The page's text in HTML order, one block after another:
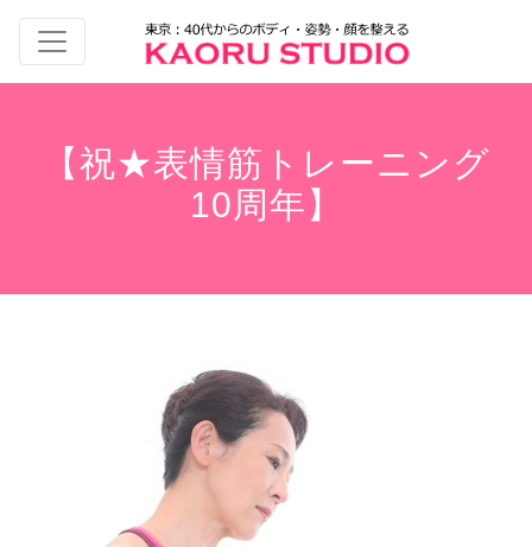
【祝★表情筋トレーニング
10周年】